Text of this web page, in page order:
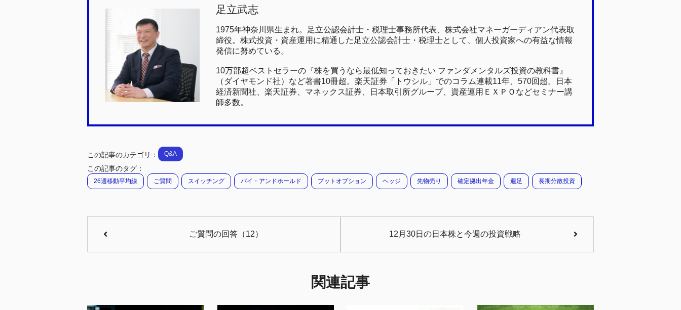
e
b
o
o
k
n
a
足立武志
1975年神奈川県生まれ。足立公認会計士・税理士事務所代表、株式会社マネーガーディアン代表取
締役。株式投資・資産運用に精通した足立公認会計士・税理士として、個人投資家への有益な情報
発信に努めている。
10万部超ベストセラーの『株を買うなら最低知っておきたい ファンダメンタルズ投資の教科書』
（ダイヤモンド社）など著書10冊超。楽天証券「トウシル」でのコラム連載11年、570回超。日本
経済新聞社、楽天証券、マネックス証券、日本取引所グループ、資産運用ＥＸＰＯなどセミナー講
師多数。
この記事のカテゴリ： Q&A
この記事のタグ：
26週移動平均線 ご質問 スイッチング バイ・アンドホールド プットオプション ヘッジ 先物売り 確定拠出年金 週足 長期分散投資
ご質問の回答（12） 12月30日の日本株と今週の投資戦略
関連記事